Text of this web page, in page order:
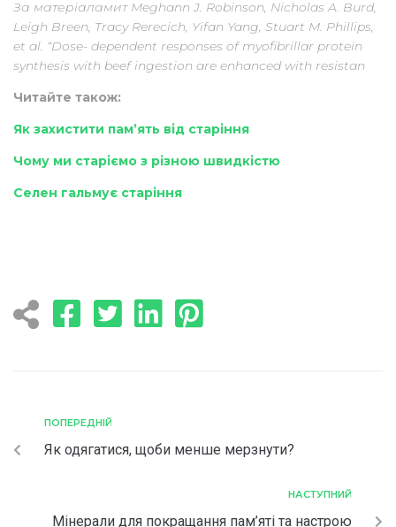
За матеріаламит Meghann J. Robinson, Nicholas A. Burd,
Leigh Breen, Tracy Rerecich, Yifan Yang, Stuart M. Phillips,
et al. “Dose- dependent responses of myofibrillar protein
synthesis with beef ingestion are enhanced with resistan
Читайте також:
Як захистити пам’ять від старіння
Чому ми старіємо з різною швидкістю
Селен гальмує старіння
ПОПЕРЕДНІЙ
Як одягатися, щоби менше мерзнути?
НАСТУПНИЙ
Мінерали для покращання пам’яті та настрою